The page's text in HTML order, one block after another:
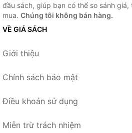
đầu sách, giúp bạn có thể so sánh
mua. Chúng tôi không bán hàng.
VỀ GIÁ SÁCH
Giới thiệu
Chính sách bảo mật
Điều khoản sử dụng
Miễn trừ trách nhiệm